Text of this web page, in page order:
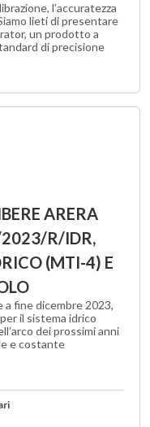
l’accuratezza
lieti di presentare
un prodotto a
di precisione
ARERA
R/IDR,
(MTI-4) E
a fine dicembre 2023,
il sistema idrico
dei prossimi anni
e costante